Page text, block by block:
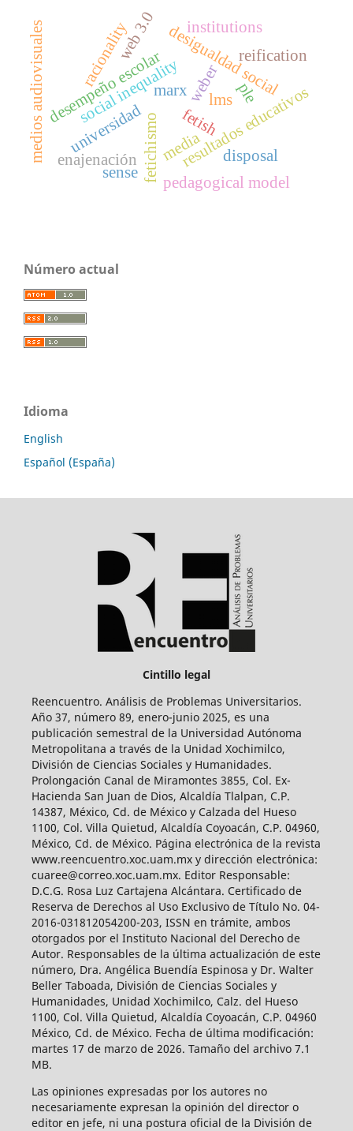
universidadfetichismo resultados educativos
desempeño escolar
social inequalitydesigualdad social
racionality weber
institutions
fetish
disposal
reification
enajenación
marx
media
medios audiovisuales ple
lms
web 3.0
pedagogical model
sense
Número actual
Idioma
English
Español (España)
Cintillo legal
Reencuentro. Análisis de Problemas Universitarios.
Año 37, número 89, enero-junio 2025, es una
publicación semestral de la Universidad Autónoma
Metropolitana a través de la Unidad Xochimilco,
División de Ciencias Sociales y Humanidades.
Prolongación Canal de Miramontes 3855, Col. Ex-
Hacienda San Juan de Dios, Alcaldía Tlalpan, C.P.
14387, México, Cd. de México y Calzada del Hueso
1100, Col. Villa Quietud, Alcaldía Coyoacán, C.P. 04960,
México, Cd. de México. Página electrónica de la revista
www.reencuentro.xoc.uam.mx y dirección electrónica:
cuaree@correo.xoc.uam.mx. Editor Responsable:
D.C.G. Rosa Luz Cartajena Alcántara. Certificado de
Reserva de Derechos al Uso Exclusivo de Título No. 04-
2016-031812054200-203, ISSN en trámite, ambos
otorgados por el Instituto Nacional del Derecho de
Autor. Responsables de la última actualización de este
número, Dra. Angélica Buendía Espinosa y Dr. Walter
Beller Taboada, División de Ciencias Sociales y
Humanidades, Unidad Xochimilco, Calz. del Hueso
1100, Col. Villa Quietud, Alcaldía Coyoacán, C.P. 04960
México, Cd. de México. Fecha de última modificación:
martes 17 de marzo de 2026. Tamaño del archivo 7.1
MB.
Las opiniones expresadas por los autores no
necesariamente expresan la opinión del director o
editor en jefe, ni una postura oficial de la División de